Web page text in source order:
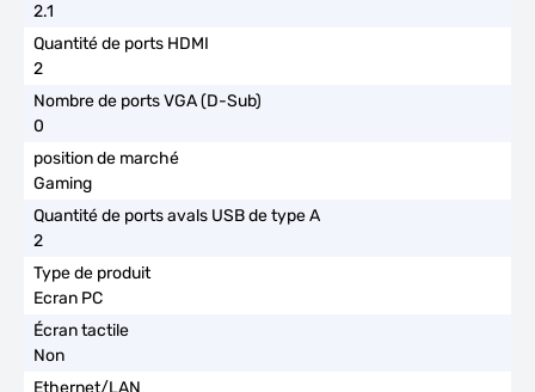
2.1
2
0
Gaming
2
Ecran PC
Non